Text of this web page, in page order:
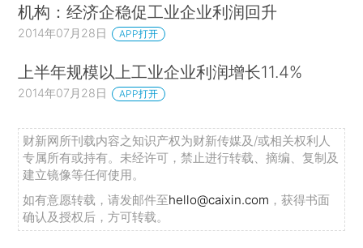
机构：经济企稳促工业企业利润回升
2014年07月28日 APP打开
上半年规模以上工业企业利润增长11.4%
2014年07月28日 APP打开
财新网所刊载内容之知识产权为财新传媒及/或相关权利人
专属所有或持有。未经许可，禁止进行转载、摘编、复制及
建立镜像等任何使用。
如有意愿转载，请发邮件至hello@caixin.com ，获得书面
确认及授权后，方可转载。